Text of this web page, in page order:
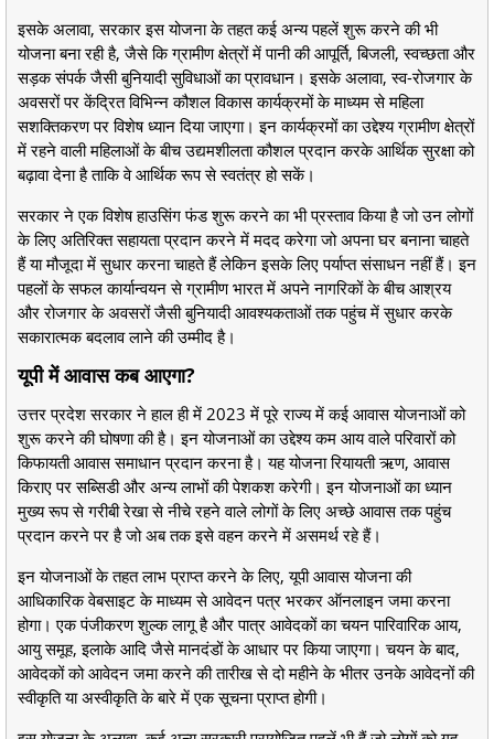
इसके अलावा, सरकार इस योजना के तहत कई अन्य पहलें शुरू करने की भी
योजना बना रही है, जैसे कि ग्रामीण क्षेत्रों में पानी की आपूर्ति, बिजली, स्वच्छता और
सड़क संपर्क जैसी बुनियादी सुविधाओं का प्रावधान। इसके अलावा, स्व-रोजगार के
अवसरों पर केंद्रित विभिन्न कौशल विकास कार्यक्रमों के माध्यम से महिला
सशक्तिकरण पर विशेष ध्यान दिया जाएगा। इन कार्यक्रमों का उद्देश्य ग्रामीण क्षेत्रों
में रहने वाली महिलाओं के बीच उद्यमशीलता कौशल प्रदान करके आर्थिक सुरक्षा को
बढ़ावा देना है ताकि वे आर्थिक रूप से स्वतंत्र हो सकें।
सरकार ने एक विशेष हाउसिंग फंड शुरू करने का भी प्रस्ताव किया है जो उन लोगों
के लिए अतिरिक्त सहायता प्रदान करने में मदद करेगा जो अपना घर बनाना चाहते
हैं या मौजूदा में सुधार करना चाहते हैं लेकिन इसके लिए पर्याप्त संसाधन नहीं हैं। इन
पहलों के सफल कार्यान्वयन से ग्रामीण भारत में अपने नागरिकों के बीच आश्रय
और रोजगार के अवसरों जैसी बुनियादी आवश्यकताओं तक पहुंच में सुधार करके
सकारात्मक बदलाव लाने की उम्मीद है।
यूपी में आवास कब आएगा?
उत्तर प्रदेश सरकार ने हाल ही में 2023 में पूरे राज्य में कई आवास योजनाओं को
शुरू करने की घोषणा की है। इन योजनाओं का उद्देश्य कम आय वाले परिवारों को
किफायती आवास समाधान प्रदान करना है। यह योजना रियायती ऋण, आवास
किराए पर सब्सिडी और अन्य लाभों की पेशकश करेगी। इन योजनाओं का ध्यान
मुख्य रूप से गरीबी रेखा से नीचे रहने वाले लोगों के लिए अच्छे आवास तक पहुंच
प्रदान करने पर है जो अब तक इसे वहन करने में असमर्थ रहे हैं।
इन योजनाओं के तहत लाभ प्राप्त करने के लिए, यूपी आवास योजना की
आधिकारिक वेबसाइट के माध्यम से आवेदन पत्र भरकर ऑनलाइन जमा करना
होगा। एक पंजीकरण शुल्क लागू है और पात्र आवेदकों का चयन पारिवारिक आय,
आयु समूह, इलाके आदि जैसे मानदंडों के आधार पर किया जाएगा। चयन के बाद,
आवेदकों को आवेदन जमा करने की तारीख से दो महीने के भीतर उनके आवेदनों की
स्वीकृति या अस्वीकृति के बारे में एक सूचना प्राप्त होगी।